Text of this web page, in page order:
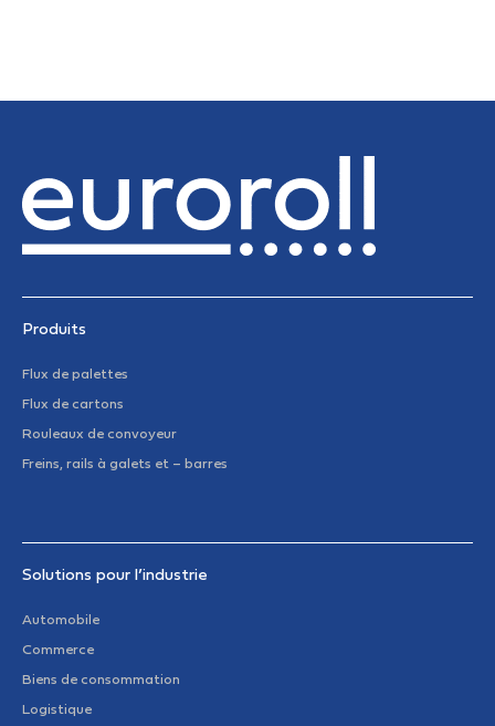
Produits
Flux de palettes
Flux de cartons
Rouleaux de convoyeur
Freins, rails à galets et – barres
Solutions pour l’industrie
Automobile
Commerce
Biens de consommation
Logistique